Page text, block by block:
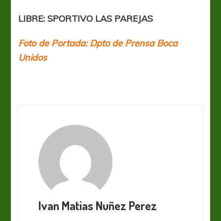
LIBRE: SPORTIVO LAS PAREJAS
Foto de Portada: Dpto de Prensa Boca
Unidos
Ivan Matias Nuñez Perez